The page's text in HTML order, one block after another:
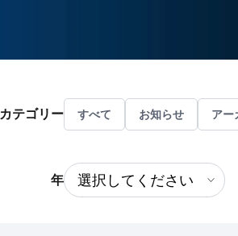
カテゴリー すべて お知らせ アー
年